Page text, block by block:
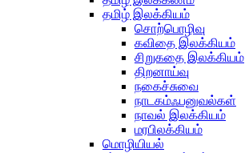
தமிழ் இலக்கியம்
சொற்பொழிவு
கவிதை இலக்கியம்
சிறுகதை இலக்கியம்
திறனாய்வு
நகைச்சுவை
நாடகம்ஃபனுவல்கள்
நாவல் இலக்கியம்
மரபிலக்கியம்
மொழியியல்